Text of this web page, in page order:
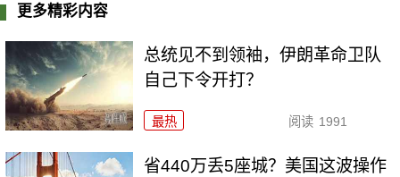
更多精彩内容
总统见不到领袖，伊朗革命卫队
自己下令开打？
最热 阅读 1991
省440万丢5座城？美国这波操作